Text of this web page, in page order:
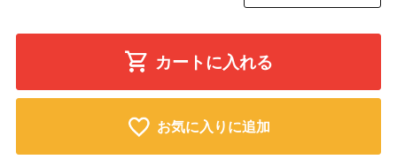
カートに入れる
お気に入りに追加